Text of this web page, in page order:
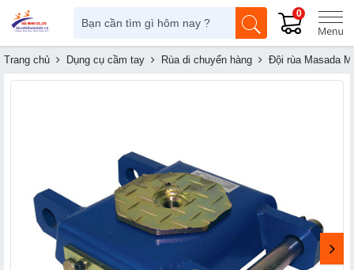
0
Trang chủ Dụng cụ cầm tay Rùa di chuyển hàng Đội rùa Masada